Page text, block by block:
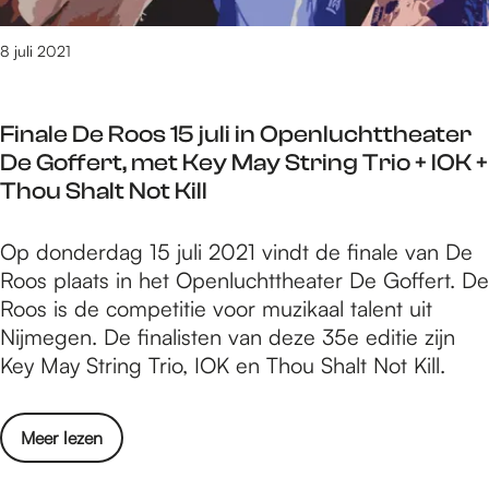
g
e
u
z
k
v
i
s
’
v
o
r
e
i
g
n
m
k
a
s
e
u
g
n
h
e
f
r
i
k
a
u
s
n
i
g
n
g
M
u
i
c
a
l
M
k
e
r
o
:
V
e
e
n
i
g
i
g
M
Finale De Roos 15 juli in Openluchttheater
De Goffert, met Key May String Trio + IOK +
Thou Shalt Not Kill
8 juli 2021
F
i
n
a
l
D
e
Op donderdag 15 juli 2021 vindt de finale van De
Roos plaats in het Openluchttheater De Goffert. De
Roos is de competitie voor muzikaal talent uit
Nijmegen. De finalisten van deze 35e editie zijn
Key May String Trio, IOK en Thou Shalt Not Kill.
Meer lezen
o
v